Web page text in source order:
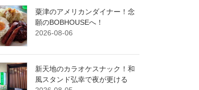
粟津のアメリカンダイナー！念
願のBOBHOUSEへ！
2026-08-06
新天地のカラオケスナック！和
風スタンド弘幸で夜が更ける